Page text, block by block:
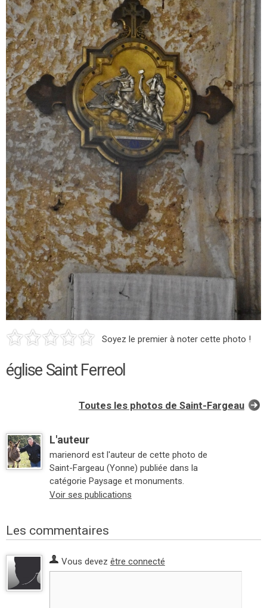
Soyez le premier à noter cette photo !
église Saint Ferreol
Toutes les photos de Saint-Fargeau
L'auteur
marienord est l'auteur de cette photo de
Saint-Fargeau (Yonne) publiée dans la
catégorie Paysage et monuments.
Voir ses publications
Les commentaires
Vous devez être connecté